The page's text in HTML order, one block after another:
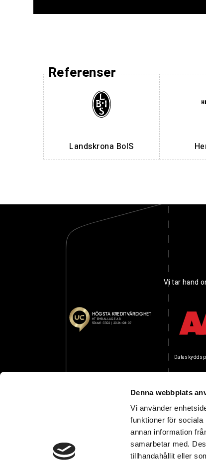
Denna webbplats
Vi använder
funktioner för sociala
annan information
samarbetar med.
tillhandahållit eller
Referenser
Landskrona BoIS
Vi tar hand